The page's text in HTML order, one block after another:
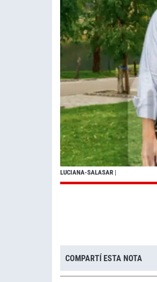
LUCIANA-SALASAR |
COMPARTÍ ESTA NOTA